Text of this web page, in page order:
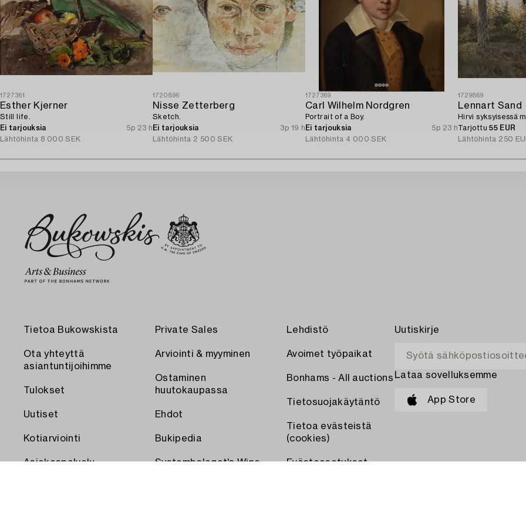
1727361
Esther Kjerner
Still life.
Ei tarjouksia
5p 23 h
Lähtöhinta 8 000 SEK
1720896
Nisse Zetterberg
Sketch.
Ei tarjouksia
3p 19 h
Lähtöhinta 2 500 SEK
1727369
Carl Wilhelm Nordgren
Portrait of a Boy.
Ei tarjouksia
5p 23 h
Lähtöhinta 4 000 SEK
1729869
Lennart Sand
Hirvi syksyisessä
Tarjottu55 EUR
Lähtöhinta 250
Tietoa Bukowskista
Ota yhteyttä
asiantuntijoihimme
Tulokset
Uutiset
Kotiarviointi
Asiakaspalvelu
Private Sales
Arviointi & myyminen
Ostaminen
huutokaupassa
Ehdot
Bukipedia
Systembolaget's Wine
Lehdistö
Avoimet työpaikat
Bonhams - All auctions
Tietosuojakäytäntö
Tietoa evästeistä
(cookies)
Evästeasetukset
Uutiskirje
Lataa sovelluksemme
App Store